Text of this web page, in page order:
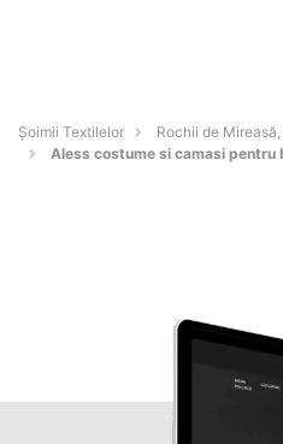
Șoimii Textilelor
Rochii de
Aless costume si camasi pentru